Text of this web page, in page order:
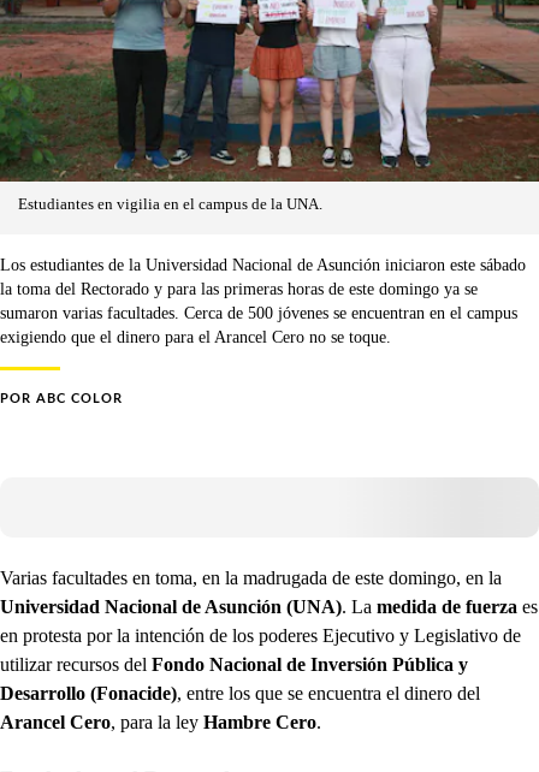
Estudiantes en vigilia en el campus de la UNA.
Los estudiantes de la Universidad Nacional de Asunción iniciaron este sábado
la toma del Rectorado y para las primeras horas de este domingo ya se
sumaron varias facultades. Cerca de 500 jóvenes se encuentran en el campus
exigiendo que el dinero para el Arancel Cero no se toque.
POR ABC COLOR
Varias facultades en toma, en la madrugada de este domingo, en la
Universidad Nacional de Asunción (UNA). La medida de fuerza es
en protesta por la intención de los poderes Ejecutivo y Legislativo de
utilizar recursos del Fondo Nacional de Inversión Pública y
Desarrollo (Fonacide), entre los que se encuentra el dinero del
Arancel Cero, para la ley Hambre Cero.